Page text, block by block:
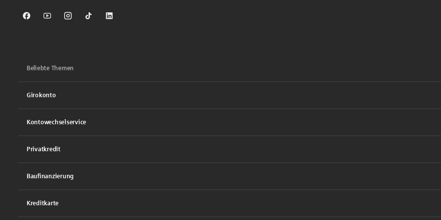
Sparkasse auf Facebook
Sparkasse auf Youtube
Sparkasse auf Instagram
Sparkasse auf TikTok
Sparkasse auf LinkedIn
Beliebte Themen
Girokonto
Kontowechselservice
Privatkredit
Baufinanzierung
Kreditkarte